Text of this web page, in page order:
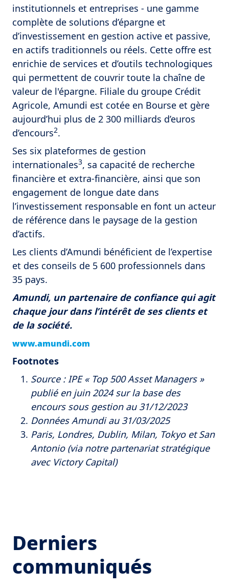
institutionnels et entreprises - une gamme
complète de solutions d’épargne et
d’investissement en gestion active et passive,
en actifs traditionnels ou réels. Cette offre est
enrichie de services et d’outils technologiques
qui permettent de couvrir toute la chaîne de
valeur de l'épargne. Filiale du groupe Crédit
Agricole, Amundi est cotée en Bourse et gère
aujourd’hui plus de 2 300 milliards d’euros
d’encours2.
Ses six plateformes de gestion
internationales3, sa capacité de recherche
financière et extra-financière, ainsi que son
engagement de longue date dans
l’investissement responsable en font un acteur
de référence dans le paysage de la gestion
d’actifs.
Les clients d’Amundi bénéficient de l’expertise
et des conseils de 5 600 professionnels dans
35 pays.
Amundi, un partenaire de confiance qui agit
chaque jour dans l’intérêt de ses clients et
de la société.
www.amundi.com
Footnotes
Source : IPE « Top 500 Asset Managers »
publié en juin 2024 sur la base des
encours sous gestion au 31/12/2023
Données Amundi au 31/03/2025
Paris, Londres, Dublin, Milan, Tokyo et San
Antonio (via notre partenariat stratégique
avec Victory Capital)
Derniers
communiqués